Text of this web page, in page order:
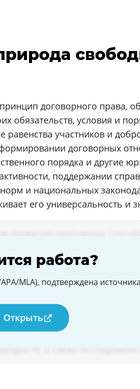
договорного права,
обязательств, условия и
участников и
договорных
порядка и другие
поддержании
и национальных
его универсальность и
работа?
MLA), подтверждена
Открыть